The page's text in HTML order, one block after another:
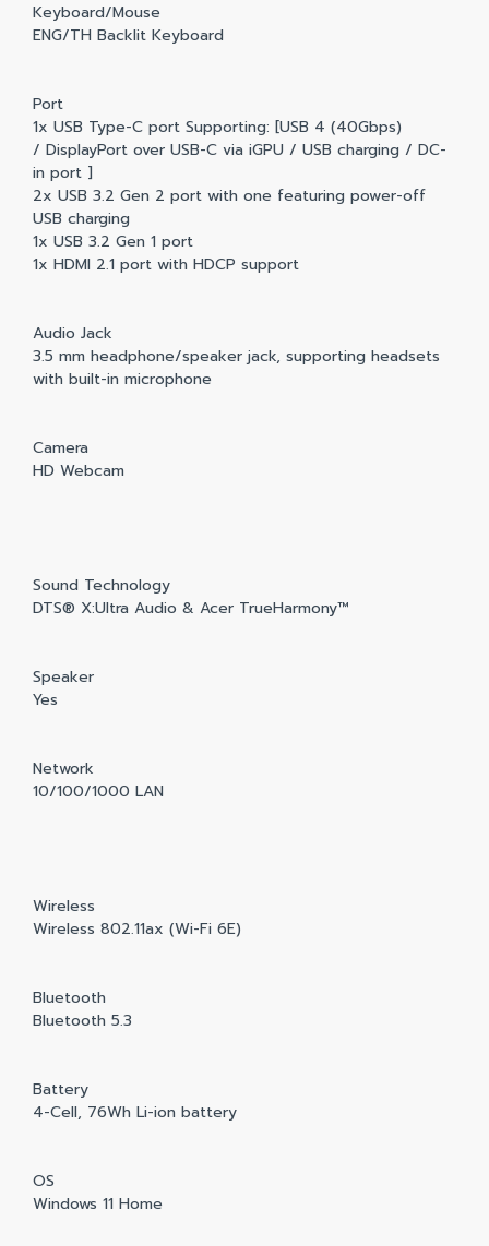
Keyboard/Mouse
ENG/TH Backlit Keyboard
Port
1x USB Type-C port Supporting: [USB 4 (40Gbps)
/ DisplayPort over USB-C via iGPU / USB charging / DC-
in port ]
2x USB 3.2 Gen 2 port with one featuring power-off
USB charging
1x USB 3.2 Gen 1 port
1x HDMI 2.1 port with HDCP support
Audio Jack
3.5 mm headphone/speaker jack, supporting headsets
with built-in microphone
Camera
HD Webcam
Sound Technology
DTS® X:Ultra Audio & Acer TrueHarmony™
Speaker
Yes
Network
10/100/1000 LAN
Wireless
Wireless 802.11ax (Wi-Fi 6E)
Bluetooth
Bluetooth 5.3
Battery
4-Cell, 76Wh Li-ion battery
OS
Windows 11 Home